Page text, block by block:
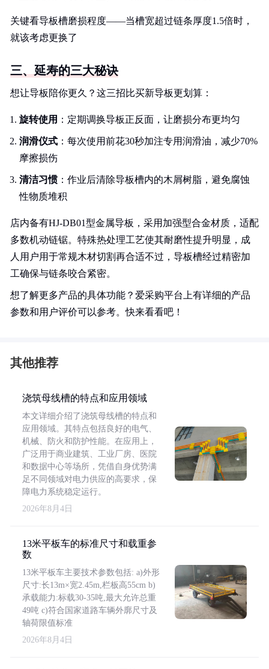
关键看导板槽磨损程度——当槽宽超过链条厚度1.5倍时，
就该考虑更换了
三、延寿的三大秘诀
想让导板陪你更久？这三招比买新导板更划算：
旋转使用 ：定期调换导板正反面，让磨损分布更均匀
润滑仪式 ：每次使用前花30秒加注专用润滑油，减少70%
摩擦损伤
清洁习惯：作业后清除导板槽内的木屑树脂，避免腐蚀
性物质堆积
店内备有HJ-DB01型金属导板，采用加强型合金材质，适配
多数机动链锯。特殊热处理工艺使其耐磨性提升明显，成
人用户用于常规木材切割再合适不过，导板槽经过精密加
工确保与链条咬合紧密。
想了解更多产品的具体功能？爱采购平台上有详细的产品
参数和用户评价可以参考。快来看看吧！
其他推荐
浇筑母线槽的特点和应用领域
本文详细介绍了浇筑母线槽的特点和
应用领域。其特点包括良好的电气、
机械、防火和防护性能。在应用上，
广泛用于商业建筑、工业厂房、医院
和数据中心等场所，凭借自身优势满
足不同领域对电力供应的高要求，保
障电力系统稳定运行。
2026年8月4日
13米平板车的标准尺寸和载重参
数
13米平板车主要技术参数包括: a)外形
尺寸:长13m×宽2.45m,栏板高55cm b)
承载能力:标载30-35吨,最大允许总重
49吨 c)符合国家道路车辆外廓尺寸及
轴荷限值标准
2026年8月4日